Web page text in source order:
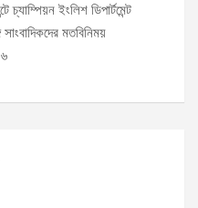
চ্যাম্পিয়ন ইংলিশ ডিপার্টমেন্ট
মতবিনিময়